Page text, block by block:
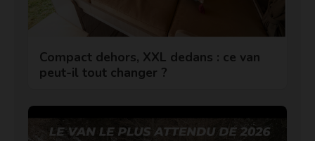
Compact dehors, XXL dedans : ce van
peut-il tout changer ?